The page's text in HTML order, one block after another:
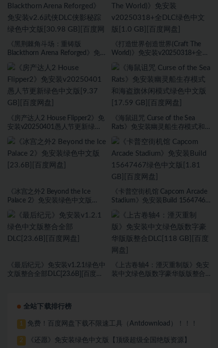
《黑荆棘角斗场：重铸版
Blackthorn Arena Reforged》免
文版[30.98 GB][百度网盘]
《打造世界创造世界(Craft The
World)》免安装v20250318+全
盘]
《房产达人2 House Flipper2》免
安装v20250401愚人节更新绿色
《海鼠诅咒 Curse of the Sea
Rats》免安装幽灵船生存模式和
GB][百度网盘]
《冰宫之外2 Beyond the Ice
Palace 2》免安装绿色中文版
《卡普空街机馆 Capcom Arcade
Stadium》免安装Build 15647467
《最后纪元》免安装v1.2.1绿色中
文版整合全部DLC[23.6B][百度网
《上古卷轴4：湮灭重制版》免安
装中文绿色版数字豪华版版整合
全站下载排行榜
1 免费！百度网盘下载不限速工具（Antdownload）！！！
2
《还愿》免安装绿色中文版【顶级超级全国绝版资源】